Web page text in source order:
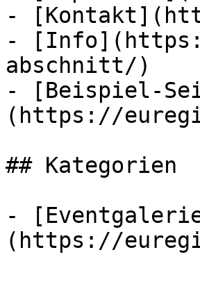
-
-
abschnitt/)
- [Beispiel-
(https://
## Kategorien
-
(https://